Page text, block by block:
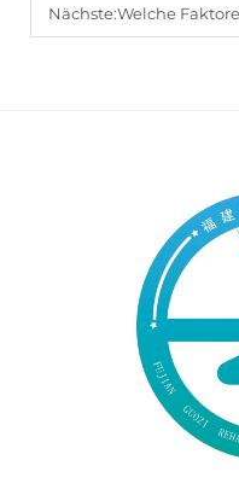
Nächste:Welche Faktoren